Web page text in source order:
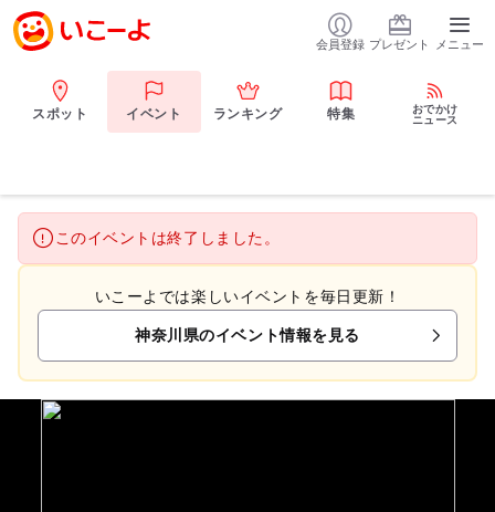
会員登録 プレゼント メニュー
スポット イベント ランキング 特集
おでかけ
ニュース
このイベントは終了しました。
いこーよでは楽しいイベントを毎日更新！
神奈川県のイベント情報を見る